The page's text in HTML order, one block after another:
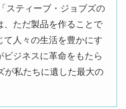
スティーブ・ジョブズの
、ただ製品を作ることで
て人々の生活を豊かにす
ビジネスに革命をもたら
が私たちに遺した最大の